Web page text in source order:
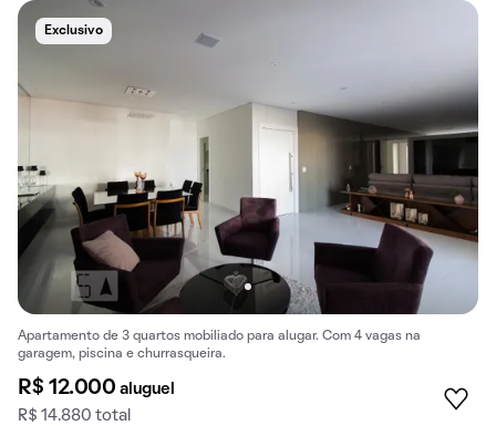
Exclusivo
Apartamento de 3 quartos mobiliado para alugar. Com 4 vagas na
garagem, piscina e churrasqueira.
R$ 12.000aluguel
R$ 14.880 total